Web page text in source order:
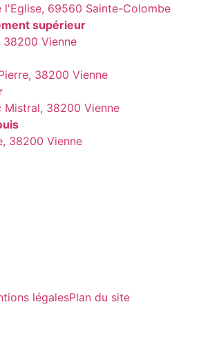
l'Eglise, 69560 Sainte-Colombe
supérieur
38200 Vienne
38200 Vienne
Mistral, 38200 Vienne
38200 Vienne
légalesPlan du site